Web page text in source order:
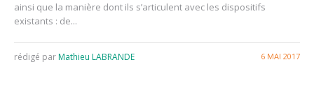
ainsi que la manière dont ils s’articulent avec les dispositifs
existants : de...
6 MAI 2017
rédigé parMathieu LABRANDE